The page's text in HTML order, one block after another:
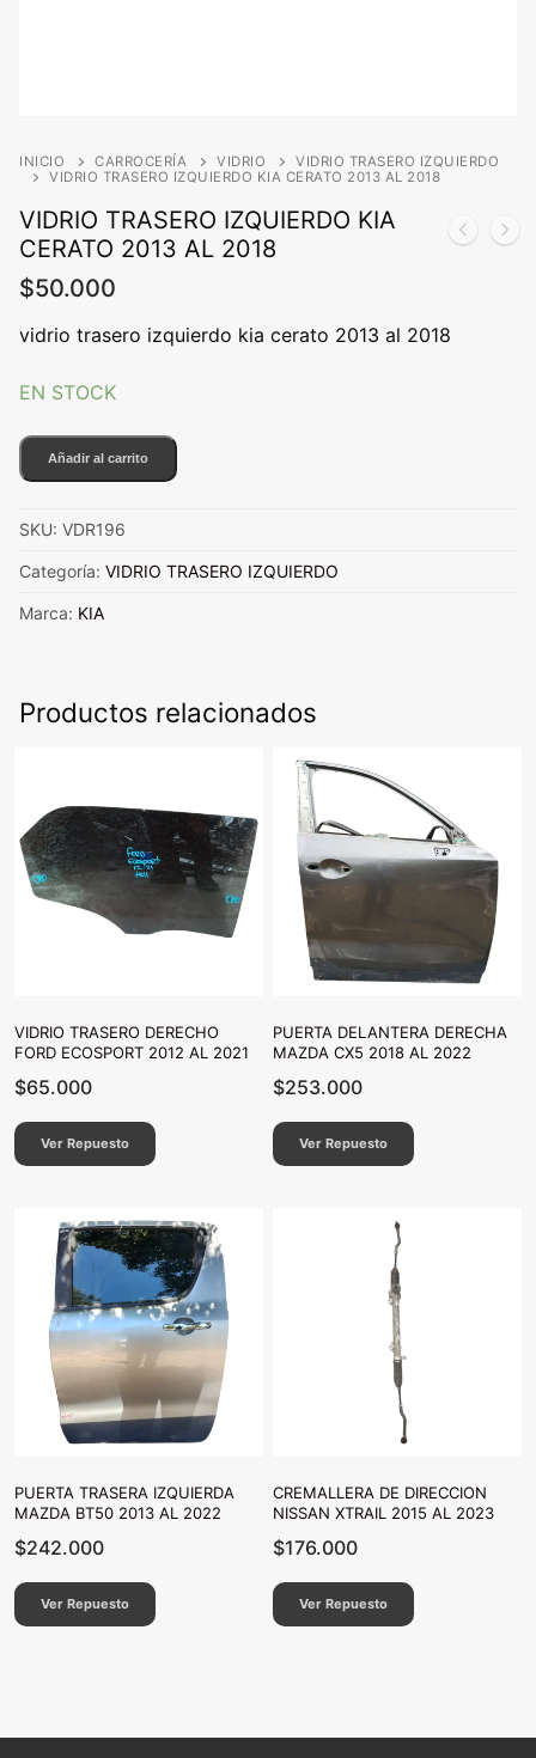
INICIO CARROCERÍA VIDRIO
VIDRIO TRASERO IZQUIERDO
VIDRIO TRASERO IZQUIERDO KIA CERATO 2013 AL 2018
VIDRIO TRASERO IZQUIERDO KIA
CERATO 2013 AL 2018
$50.000
vidrio trasero izquierdo kia cerato 2013 al 2018
EN STOCK
VIDRIO
TRASERO
KIA
CERATO
AL
Añadir al carrito
SKU: VDR196
Categoría: VIDRIO TRASERO IZQUIERDO
Marca: KIA
Productos relacionados
VIDRIO TRASERO DERECHO
FORD ECOSPORT 2012 AL 2021
$65.000
Ver Repuesto
PUERTA DELANTERA DERECHA
MAZDA CX5 2018 AL 2022
$253.000
Ver Repuesto
PUERTA TRASERA IZQUIERDA
MAZDA BT50 2013 AL 2022
$242.000
Ver Repuesto
CREMALLERA DE DIRECCION
NISSAN XTRAIL 2015 AL 2023
$176.000
Ver Repuesto